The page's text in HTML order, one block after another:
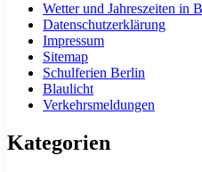
Wetter und Jahreszeiten in
Datenschutzerklärung
Impressum
Sitemap
Schulferien Berlin
Blaulicht
Verkehrsmeldungen
Kategorien